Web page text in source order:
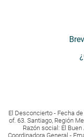
El Desconcierto - Fecha
of. 63. Santiago, Región
Razón social: El
Coordinadora General -